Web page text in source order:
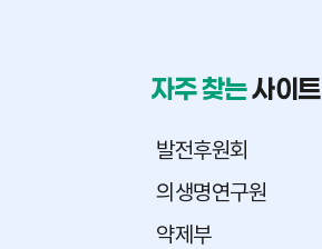
자주 찾는사이트
발전후원회
의생명연구원
약제부